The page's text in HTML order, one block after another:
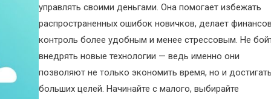
управлять своими деньгами. Она помогает избежать
распространенных ошибок новичков, делает
контроль более удобным и менее стрессовым. Не
внедрять новые технологии — ведь именно они
позволяют не только экономить время, но и
больших целей. Начинайте с малого, выбирайте